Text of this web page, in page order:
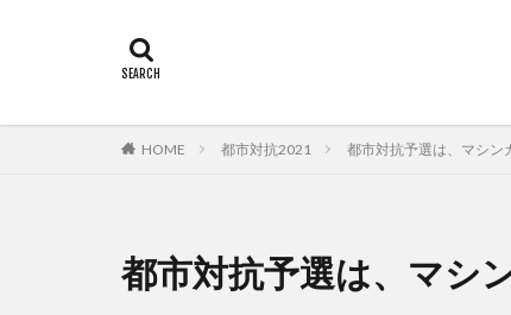
HOME 都市対抗2021 都市対抗予選は、マシン
都市対抗予選は、マシ
タグ